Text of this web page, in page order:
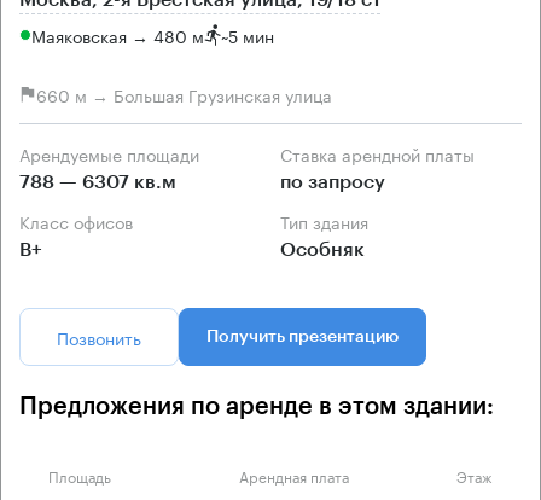
Маяковская → 480 м ~5 мин
660 м → Большая Грузинская улица
Арендуемые площади
788 — 6307 кв.м
Ставка арендной платы
по запросу
Класс офисов
B+
Тип здания
Особняк
Позвонить Получить презентацию
Предложения по аренде в этом здании:
Площадь Арендная плата Этаж